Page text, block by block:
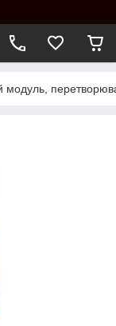
модуль,